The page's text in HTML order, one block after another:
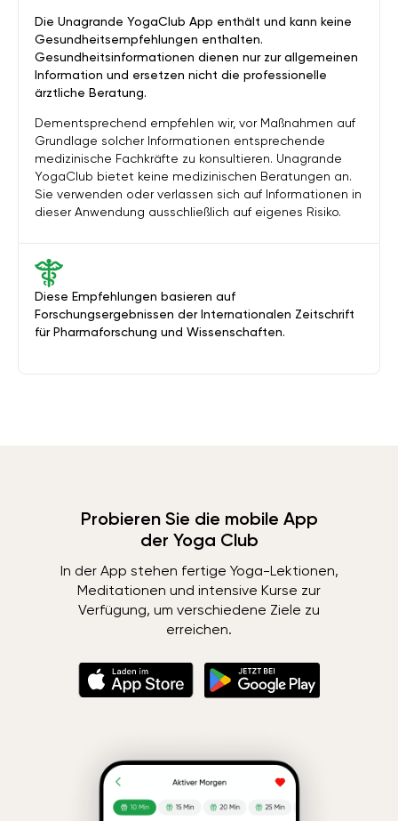
Diese Empfehlungen basieren auf
Forschungsergebnissen der Internationalen Zeitschrift
für Pharmaforschung und Wissenschaften.
Die Unagrande YogaClub App enthält und kann keine
Gesundheitsempfehlungen enthalten.
Gesundheitsinformationen dienen nur zur allgemeinen
Information und ersetzen nicht die professionelle
ärztliche Beratung.
Dementsprechend empfehlen wir, vor Maßnahmen auf
Grundlage solcher Informationen entsprechende
medizinische Fachkräfte zu konsultieren. Unagrande
YogaClub bietet keine medizinischen Beratungen an.
Sie verwenden oder verlassen sich auf Informationen in
dieser Anwendung ausschließlich auf eigenes Risiko.
Probieren Sie die mobile App
der Yoga Club
In der App stehen fertige Yoga-Lektionen,
Meditationen und intensive Kurse zur
Verfügung, um verschiedene Ziele zu
erreichen.